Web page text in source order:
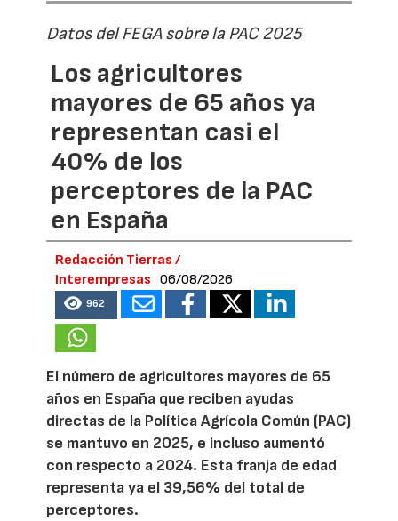
Datos del FEGA sobre la PAC 2025
Los agricultores
mayores de 65 años ya
representan casi el
40% de los
perceptores de la PAC
en España
Redacción Tierras /
Interempresas
06/08/2026
962
El número de agricultores mayores de 65
años en España que reciben ayudas
directas de la Política Agrícola Común (PAC)
se mantuvo en 2025, e incluso aumentó
con respecto a 2024. Esta franja de edad
representa ya el 39,56% del total de
perceptores.